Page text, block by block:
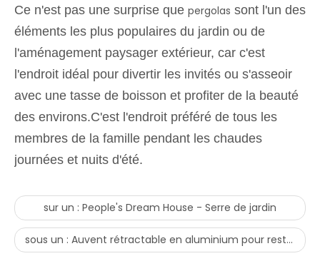
Ce n'est pas une surprise que pergolas sont l'un des
éléments les plus populaires du jardin ou de
l'aménagement paysager extérieur, car c'est
l'endroit idéal pour divertir les invités ou s'asseoir
avec une tasse de boisson et profiter de la beauté
des environs.C'est l'endroit préféré de tous les
membres de la famille pendant les chaudes
journées et nuits d'été.
sur un : People's Dream House - Serre de jardin
sous un : Auvent rétractable en aluminium pour restaurant et café